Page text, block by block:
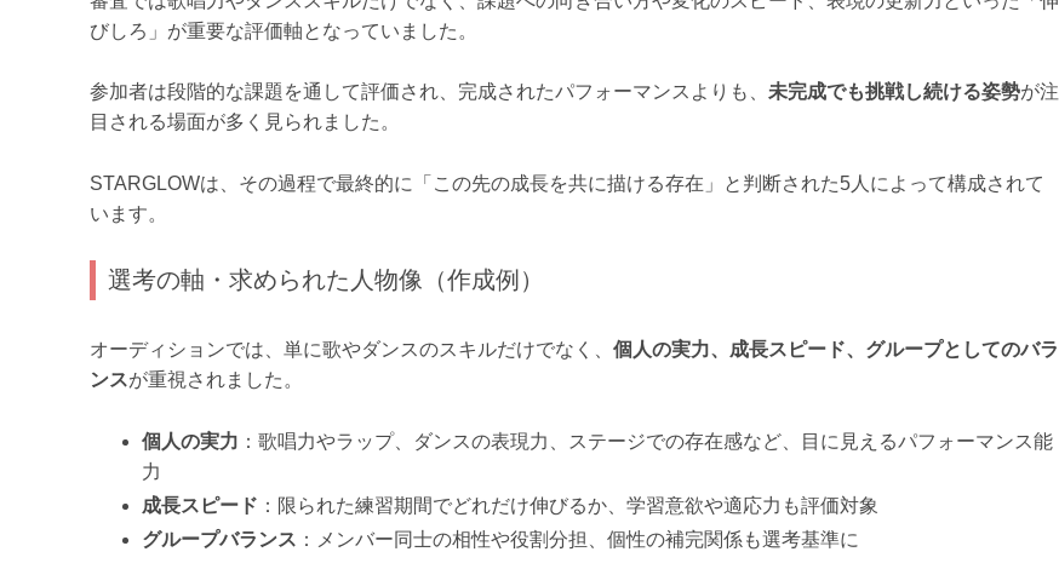
びしろ」が重要な評価軸となっていました。
参加者は段階的な課題を通して評価され、完成されたパフォーマンスよりも、 未完成でも挑戦し続ける姿勢が注
目される場面が多く見られました。
STARGLOWは、その過程で最終的に「この先の成長を共に描ける存在」と判断された5人によって構成されて
います。
選考の軸・求められた人物像（作成例）
オーディションでは、単に歌やダンスのスキルだけでなく、 個人の実力、成長スピード、グループとしてのバラ
ンスが重視されました。
個人の実力 ：歌唱力やラップ、ダンスの表現力、ステージでの存在感など、目に見えるパフォーマンス能
力
成長スピード ：限られた練習期間でどれだけ伸びるか、学習意欲や適応力も評価対象
グループバランス ：メンバー同士の相性や役割分担、個性の補完関係も選考基準に